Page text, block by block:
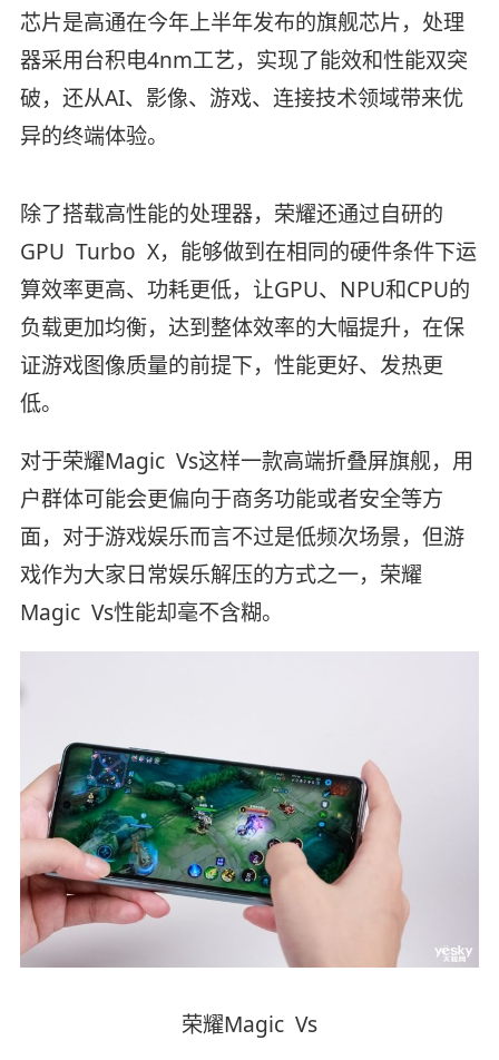
芯片是高通在今年上半年发布的旗舰芯片，处理
器采用台积电4nm工艺，实现了能效和性能双突
破，还从AI、影像、游戏、连接技术领域带来优
异的终端体验。
除了搭载高性能的处理器，荣耀还通过自研的
GPU Turbo X，能够做到在相同的硬件条件下运
算效率更高、功耗更低，让GPU、NPU和CPU的
负载更加均衡，达到整体效率的大幅提升，在保
证游戏图像质量的前提下，性能更好、发热更
低。
对于荣耀Magic Vs这样一款高端折叠屏旗舰，用
户群体可能会更偏向于商务功能或者安全等方
面，对于游戏娱乐而言不过是低频次场景，但游
戏作为大家日常娱乐解压的方式之一，荣耀
Magic Vs性能却毫不含糊。
荣耀Magic Vs